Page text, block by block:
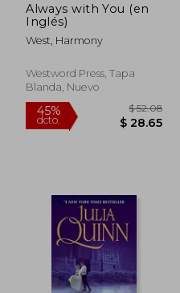
Always with You (en
Inglés)
West, Harmony
Westword Press, Tapa
Blanda, Nuevo